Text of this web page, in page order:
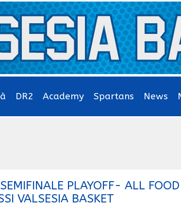
DR2 Academy Spartans News
PLAYOFF- ALL FOOD
VALSESIA BASKET